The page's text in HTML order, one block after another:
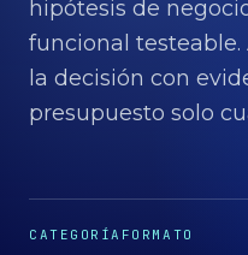
Proyectos →
hipótesis de
funcional
la decisión con
presupuesto solo
CATEGORÍA FORMATO